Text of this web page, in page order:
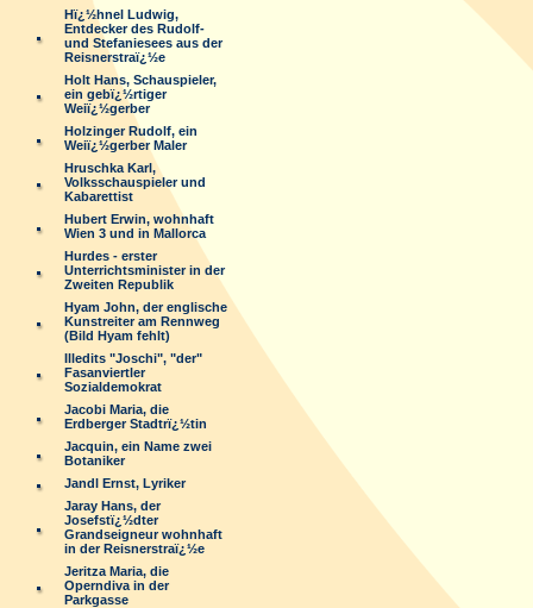
Hï¿½hnel Ludwig,
Entdecker des Rudolf-
und Stefaniesees aus der
Reisnerstraï¿½e
Holt Hans, Schauspieler,
ein gebï¿½rtiger
Weiï¿½gerber
Holzinger Rudolf, ein
Weiï¿½gerber Maler
Hruschka Karl,
Volksschauspieler und
Kabarettist
Hubert Erwin, wohnhaft
Wien 3 und in Mallorca
Hurdes - erster
Unterrichtsminister in der
Zweiten Republik
Hyam John, der englische
Kunstreiter am Rennweg
(Bild Hyam fehlt)
Illedits "Joschi", "der"
Fasanviertler
Sozialdemokrat
Jacobi Maria, die
Erdberger Stadtrï¿½tin
Jacquin, ein Name zwei
Botaniker
Jandl Ernst, Lyriker
Jaray Hans, der
Josefstï¿½dter
Grandseigneur wohnhaft
in der Reisnerstraï¿½e
Jeritza Maria, die
Operndiva in der
Parkgasse